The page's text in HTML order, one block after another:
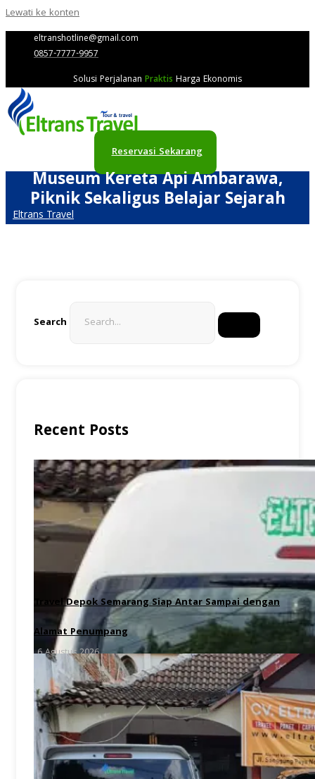
Lewati ke konten
eltranshotline@gmail.com
0857-7777-9957
Solusi Perjalanan Praktis Harga Ekonomis
Reservasi Sekarang
Museum Kereta Api Ambarawa,
Piknik Sekaligus Belajar Sejarah
Eltrans Travel
Search
Recent Posts
Travel Depok Semarang Siap Antar Sampai dengan
Alamat Penumpang
6 Agustus 2026